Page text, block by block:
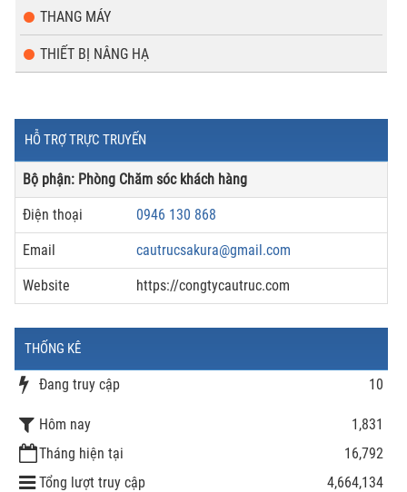
THANG MÁY
THIẾT BỊ NÂNG HẠ
HỖ TRỢ TRỰC TRUYẾN
Bộ phận: Phòng Chăm sóc khách hàng
Điện thoại 0946 130 868
Email cautrucsakura@gmail.com
Website https://congtycautruc.com
THỐNG KÊ
Đang truy cập 10
Hôm nay
1,831
Tháng hiện tại
16,792
Tổng lượt truy cập
4,664,134